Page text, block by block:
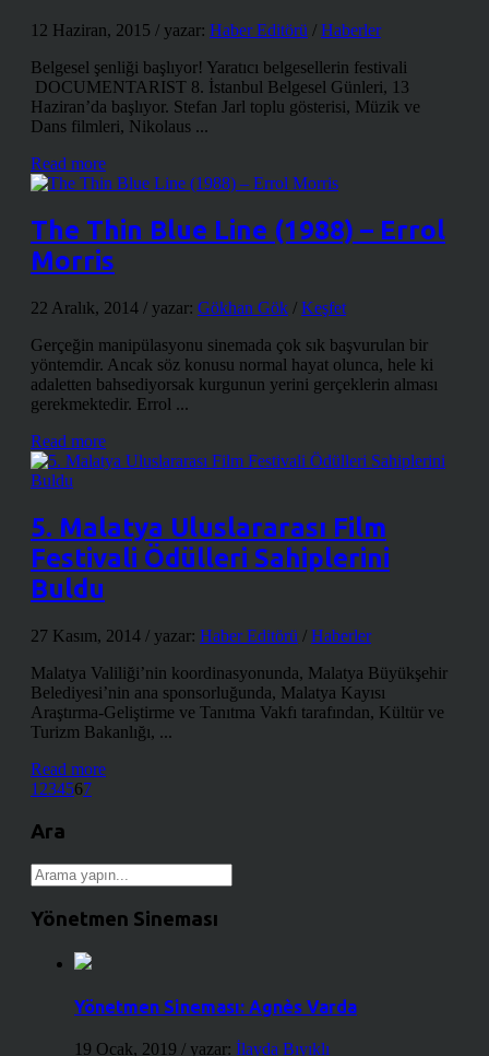
12 Haziran, 2015 / yazar: Haber Editörü / Haberler
Belgesel şenliği başlıyor! Yaratıcı belgesellerin festivali
DOCUMENTARIST 8. İstanbul Belgesel Günleri, 13
Haziran’da başlıyor. Stefan Jarl toplu gösterisi, Müzik ve
Dans filmleri, Nikolaus ...
Read more
The Thin Blue Line (1988) – Errol
Morris
22 Aralık, 2014 / yazar: Gökhan Gök / Keşfet
Gerçeğin manipülasyonu sinemada çok sık başvurulan bir
yöntemdir. Ancak söz konusu normal hayat olunca, hele ki
adaletten bahsediyorsak kurgunun yerini gerçeklerin alması
gerekmektedir. Errol ...
Read more
5. Malatya Uluslararası Film
Festivali Ödülleri Sahiplerini
Buldu
27 Kasım, 2014 / yazar: Haber Editörü / Haberler
Malatya Valiliği’nin koordinasyonunda, Malatya Büyükşehir
Belediyesi’nin ana sponsorluğunda, Malatya Kayısı
Araştırma-Geliştirme ve Tanıtma Vakfı tarafından, Kültür ve
Turizm Bakanlığı, ...
Read more
1 234567
Ara
Yönetmen Sineması
Yönetmen Sineması: Agnès Varda
19 Ocak, 2019 / yazar: İlayda Bıyıklı